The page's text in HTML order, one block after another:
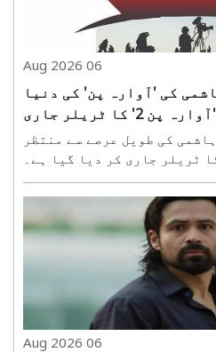
06 Aug 2026
کی 'آوارہ پن' کی دنیا
2' کا ٹریلر جاری
کی طویل عرصے سے منتظر
''آوارہ پن 2'' کا ٹریلر جاری کر دیا گیا ہے۔
روپ میں بڑے پردے پر واپس
06 Aug 2026